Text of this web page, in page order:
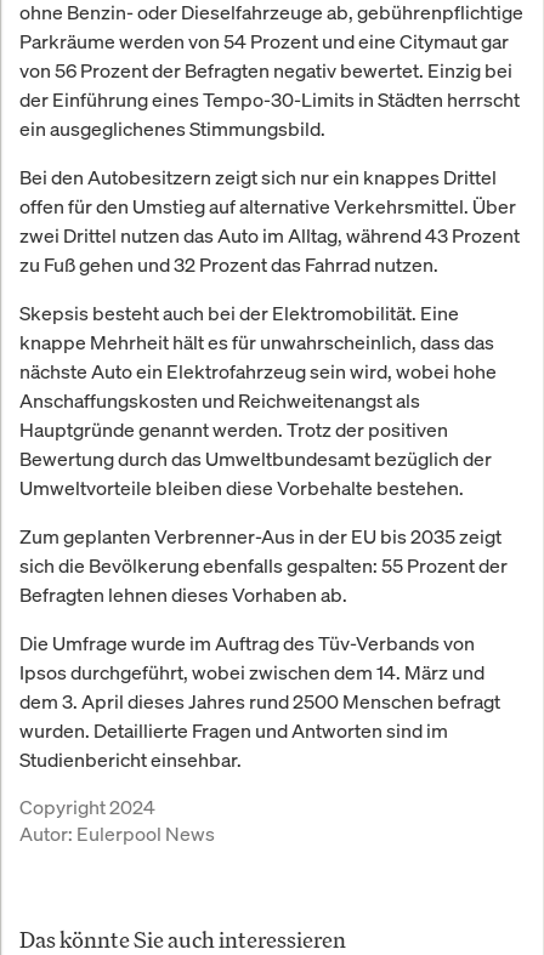
ohne Benzin- oder Dieselfahrzeuge ab, gebührenpflichtige
Parkräume werden von 54 Prozent und eine Citymaut gar
von 56 Prozent der Befragten negativ bewertet. Einzig bei
der Einführung eines Tempo-30-Limits in Städten herrscht
ein ausgeglichenes Stimmungsbild.
Bei den Autobesitzern zeigt sich nur ein knappes Drittel
offen für den Umstieg auf alternative Verkehrsmittel. Über
zwei Drittel nutzen das Auto im Alltag, während 43 Prozent
zu Fuß gehen und 32 Prozent das Fahrrad nutzen.
Skepsis besteht auch bei der Elektromobilität. Eine
knappe Mehrheit hält es für unwahrscheinlich, dass das
nächste Auto ein Elektrofahrzeug sein wird, wobei hohe
Anschaffungskosten und Reichweitenangst als
Hauptgründe genannt werden. Trotz der positiven
Bewertung durch das Umweltbundesamt bezüglich der
Umweltvorteile bleiben diese Vorbehalte bestehen.
Zum geplanten Verbrenner-Aus in der EU bis 2035 zeigt
sich die Bevölkerung ebenfalls gespalten: 55 Prozent der
Befragten lehnen dieses Vorhaben ab.
Die Umfrage wurde im Auftrag des Tüv-Verbands von
Ipsos durchgeführt, wobei zwischen dem 14. März und
dem 3. April dieses Jahres rund 2500 Menschen befragt
wurden. Detaillierte Fragen und Antworten sind im
Studienbericht einsehbar.
Copyright 2024
Autor: Eulerpool News
Das könnte Sie auch interessieren